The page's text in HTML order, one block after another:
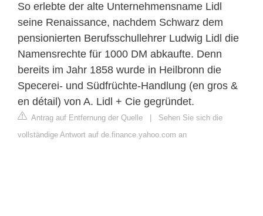
So erlebte der alte Unternehmensname Lidl
seine Renaissance, nachdem Schwarz dem
pensionierten Berufsschullehrer Ludwig Lidl die
Namensrechte für 1000 DM abkaufte. Denn
bereits im Jahr 1858 wurde in Heilbronn die
Specerei- und Südfrüchte-Handlung (en gros &
en détail) von A. Lidl + Cie gegründet.
Antrag auf Entfernung der Quelle | Sehen Sie sich die
vollständige Antwort auf de.finance.yahoo.com an